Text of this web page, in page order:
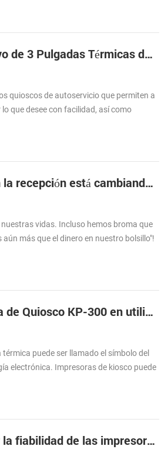
KP-300 H - Nuevo de 3 Pulgadas Térmicas de las Soluciones de la Impresora para Kioscos
quioscos de autoservicio que permiten a
que desee con facilidad, así como
La tecnología en la recepción está cambiando constantemente
vidas. Incluso hemos broma que
aún más que el dinero en nuestro bolsillo"!
Nueva Impresora de Quiosco KP-300 en utilizar ampliamente
puede ser llamado el símbolo del
electrónica. Impresoras de kiosco puede
Cómo garantizar la fiabilidad de las impresoras de quiosco térmicas?